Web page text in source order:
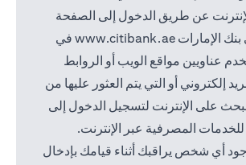
عن طريق الدخول إلى الصفحة
الإمارات www.citibank.ae
(opens in a new tab)في
عناويين مواقع الويب أو الروابط
إلكتروني أو التي يتم العثور عليها من
على الإنترنت لتسجيل الدخول إلى
المصرفية عبر الإنترنت.
أي شخص يراقبك أثناء قيامك بإدخال